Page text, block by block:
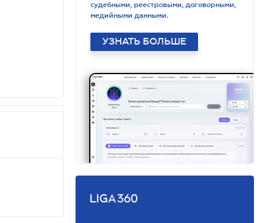
судебными, реестровыми, договорными,
медийными данными.
УЗНАТЬ БОЛЬШЕ